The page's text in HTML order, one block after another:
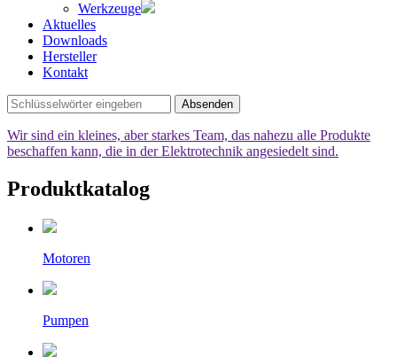
Werkzeuge
Aktuelles
Downloads
Hersteller
Kontakt
Absenden
Wir sind ein kleines, aber starkes Team, das nahezu alle Produkte
beschaffen kann, die in der Elektrotechnik angesiedelt sind.
Produktkatalog
Motoren
Pumpen